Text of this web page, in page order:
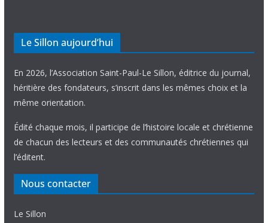
Le Sillon aujourd’hui
En 2026, l’Association Saint-Paul-Le Sillon, éditrice du journal,
héritière des fondateurs, s’inscrit dans les mêmes choix et la
même orientation.
Édité chaque mois, il participe de l’histoire locale et chrétienne
de chacun des lecteurs et des communautés chrétiennes qui
l’éditent.
Nous contacter
Le Sillon